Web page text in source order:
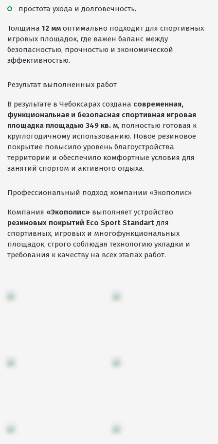
Пигменты порошковые
Резиновая крошка
Клей
Цветная окрашенная крошка EPDM
Черная SBR крошка
TPV крошка
Оборудование для укладки
Придомовое оборудование
Спортивное оборудование
Резиновое покрытие
Резиновое покрытие Eco Tech
простота ухода и долговечность.
Толщина 12 мм оптимально подходит для спортивных
игровых площадок, где важен баланс между
безопасностью, прочностью и экономической
эффективностью.
Результат выполненных работ
В результате в Чебоксарах создана современная,
функциональная и безопасная спортивная игровая
площадка площадью 349 кв. м, полностью готовая к
круглогодичному использованию. Новое резиновое
покрытие повысило уровень благоустройства
территории и обеспечило комфортные условия для
занятий спортом и активного отдыха.
Профессиональный подход компании «Экополис»
Компания «Экополис» выполняет устройство
резиновых покрытий Eco Sport Standart для
спортивных, игровых и многофункциональных
площадок, строго соблюдая технологию укладки и
требования к качеству на всех этапах работ.